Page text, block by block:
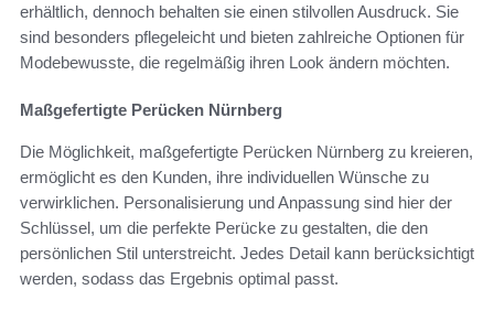
erhältlich, dennoch behalten sie einen stilvollen Ausdruck. Sie
sind besonders pflegeleicht und bieten zahlreiche Optionen für
Modebewusste, die regelmäßig ihren Look ändern möchten.
Maßgefertigte Perücken Nürnberg
Die Möglichkeit, maßgefertigte Perücken Nürnberg zu kreieren,
ermöglicht es den Kunden, ihre individuellen Wünsche zu
verwirklichen. Personalisierung und Anpassung sind hier der
Schlüssel, um die perfekte Perücke zu gestalten, die den
persönlichen Stil unterstreicht. Jedes Detail kann berücksichtigt
werden, sodass das Ergebnis optimal passt.